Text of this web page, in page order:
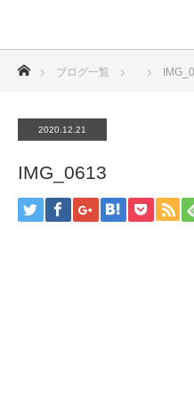
ブログ一覧
2020.12.21
IMG_0613